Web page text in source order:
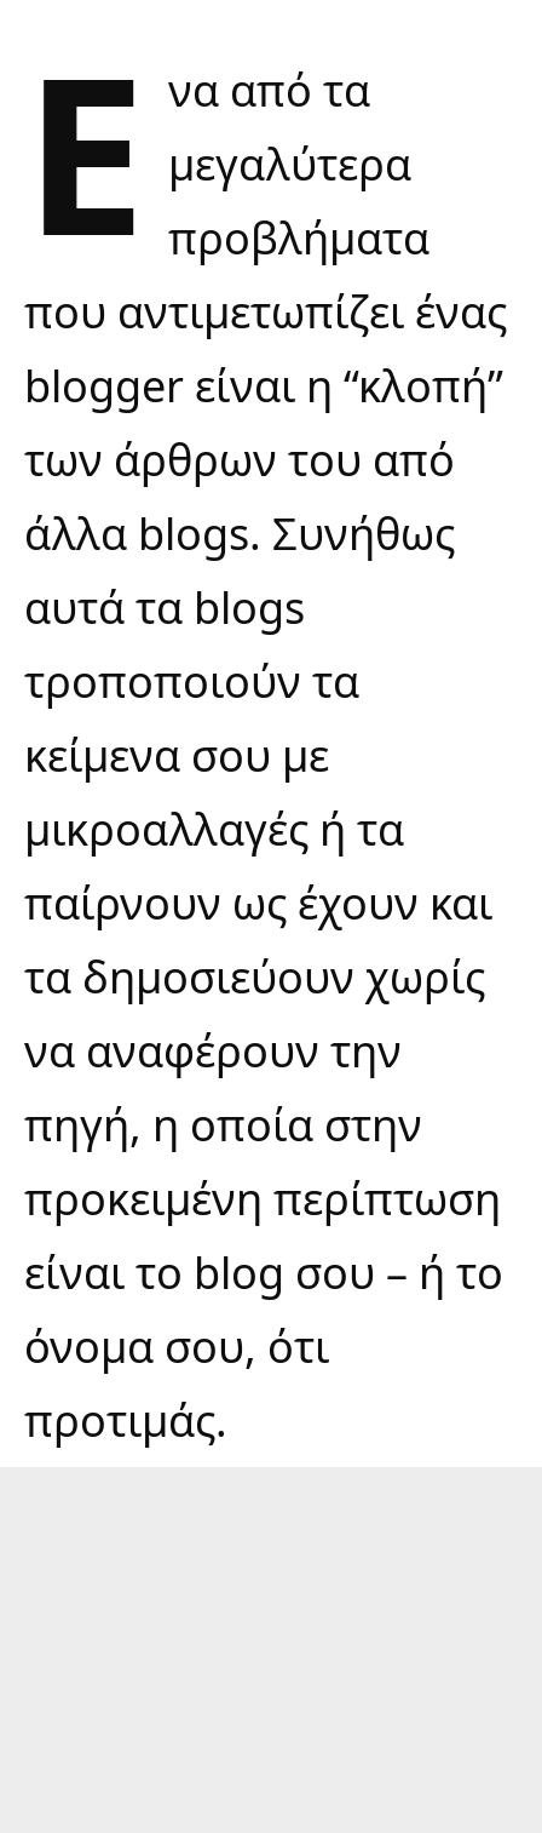
Έ να από τα
μεγαλύτερα
προβλήματα
που αντιμετωπίζει ένας
blogger είναι η “κλοπή”
των άρθρων του από
άλλα blogs. Συνήθως
αυτά τα blogs
τροποποιούν τα
κείμενα σου με
μικροαλλαγές ή τα
παίρνουν ως έχουν και
τα δημοσιεύουν χωρίς
να αναφέρουν την
πηγή, η οποία στην
προκειμένη περίπτωση
είναι το blog σου – ή το
όνομα σου, ότι
προτιμάς.